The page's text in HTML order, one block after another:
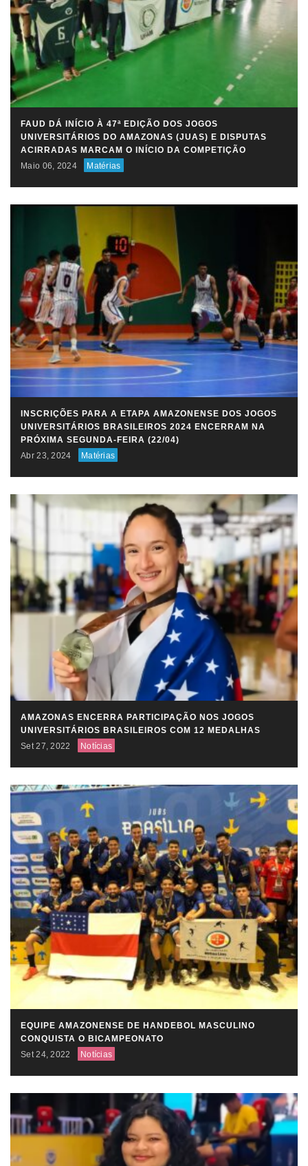
FAUD DÁ INÍCIO À 47ª EDIÇÃO DOS JOGOS
UNIVERSITÁRIOS DO AMAZONAS (JUAS) E DISPUTAS
ACIRRADAS MARCAM O INÍCIO DA COMPETIÇÃO
Maio 06, 2024
Matérias
INSCRIÇÕES PARA A ETAPA AMAZONENSE DOS JOGOS
UNIVERSITÁRIOS BRASILEIROS 2024 ENCERRAM NA
PRÓXIMA SEGUNDA-FEIRA (22/04)
Abr 23, 2024
Matérias
AMAZONAS ENCERRA PARTICIPAÇÃO NOS JOGOS
UNIVERSITÁRIOS BRASILEIROS COM 12 MEDALHAS
Set 27, 2022
Notícias
EQUIPE AMAZONENSE DE HANDEBOL MASCULINO
CONQUISTA O BICAMPEONATO
Set 24, 2022
Notícias